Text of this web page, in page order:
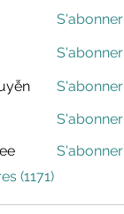
S'abonner
S'abonner
S'abonner
S'abonner
S'abonner
(1171)